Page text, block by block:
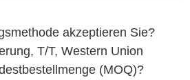
akzeptieren Sie?
T/T, Western Union
(MOQ)?